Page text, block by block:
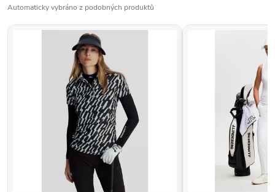
Automaticky vybráno z podobných produktů